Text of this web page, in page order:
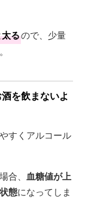
るので、少量
を飲まないよ
すくアルコール
合、 血糖値が上
態になってしま